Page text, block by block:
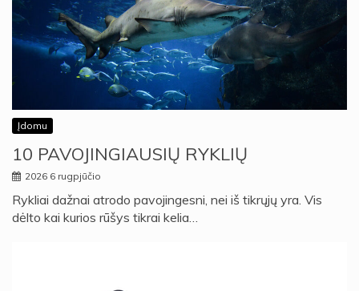
Įdomu
10 PAVOJINGIAUSIŲ RYKLIŲ
2026 6 rugpjūčio
Rykliai dažnai atrodo pavojingesni, nei iš tikrųjų yra. Vis
dėlto kai kurios rūšys tikrai kelia…